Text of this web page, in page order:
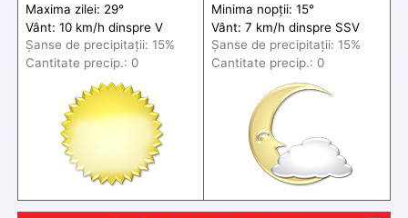
Maxima zilei: 29°
Vânt: 10 km/h dinspre V
Șanse de precipitații: 15%
Cantitate precip.: 0
Minima nopții: 15°
Vânt: 7 km/h dinspre SSV
Șanse de precipitații: 15%
Cantitate precip.: 0